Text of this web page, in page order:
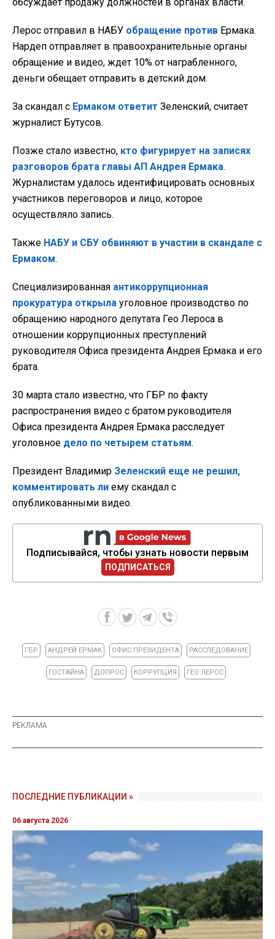
обсуждает продажу должностей в органах власти.
Лерос отправил в НАБУ обращение против Ермака.
Нардеп отправляет в правоохранительные органы
обращение и видео, ждет 10% от награбленного,
деньги обещает отправить в детский дом.
За скандал с Ермаком ответит Зеленский, считает
журналист Бутусов.
Позже стало известно, кто фигурирует на записях
разговоров брата главы АП Андрея Ермака.
Журналистам удалось идентифицировать основных
участников переговоров и лицо, которое
осуществляло запись.
Также НАБУ и СБУ обвиняют в участии в скандале с
Ермаком.
Специализированная антикоррупционная
прокуратура открыла уголовное производство по
обращению народного депутата Гео Лероса в
отношении коррупционных преступлений
руководителя Офиса президента Андрея Ермака и его
брата.
30 марта стало известно, что ГБР по факту
распространения видео с братом руководителя
Офиса президента Андрея Ермака расследует
уголовное дело по четырем статьям.
Президент Владимир Зеленский еще не решил,
комментировать ли ему скандал с
опубликованными видео.
Подписывайся, чтобы узнать новости первым
ПОДПИСАТЬСЯ
ГБР АНДРЕЙ ЕРМАК ОФИС ПРЕЗИДЕНТА РАССЛЕДОВАНИЕ
ГОСТАЙНА ДОПРОС КОРРУПЦИЯ ГЕО ЛЕРОС
ПОСЛЕДНИЕ ПУБЛИКАЦИИ »
06 августа 2026